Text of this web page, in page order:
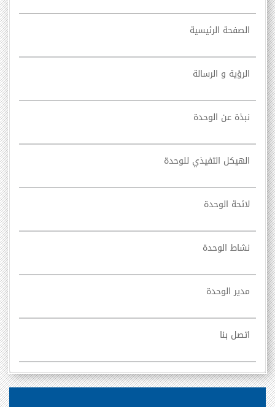
الصفحة الرئيسية
الرؤية و الرسالة
نبذة عن الوحدة
الهيكل التفيذي للوحدة
لائحة الوحدة
نشاط الوحدة
مدير الوحدة
اتصل بنا